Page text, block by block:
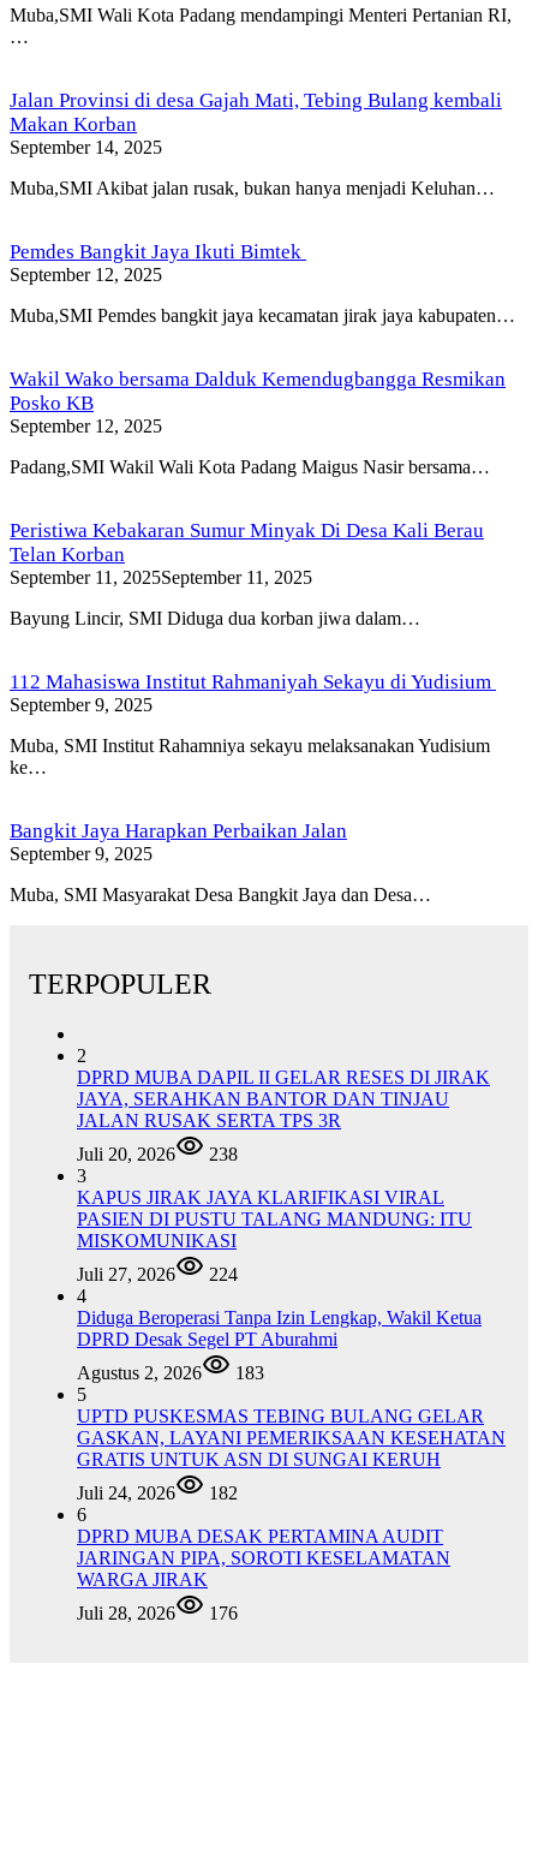
Muba,SMI Wali Kota Padang mendampingi Menteri Pertanian RI,
…
Jalan Provinsi di desa Gajah Mati, Tebing Bulang kembali
Makan Korban
September 14, 2025
Muba,SMI Akibat jalan rusak, bukan hanya menjadi Keluhan…
Pemdes Bangkit Jaya Ikuti Bimtek
September 12, 2025
Muba,SMI Pemdes bangkit jaya kecamatan jirak jaya kabupaten…
Wakil Wako bersama Dalduk Kemendugbangga Resmikan
Posko KB
September 12, 2025
Padang,SMI Wakil Wali Kota Padang Maigus Nasir bersama…
Peristiwa Kebakaran Sumur Minyak Di Desa Kali Berau
Telan Korban
September 11, 2025September 11, 2025
Bayung Lincir, SMI Diduga dua korban jiwa dalam…
112 Mahasiswa Institut Rahmaniyah Sekayu di Yudisium
September 9, 2025
Muba, SMI Institut Rahamniya sekayu melaksanakan Yudisium
ke…
Bangkit Jaya Harapkan Perbaikan Jalan
September 9, 2025
Muba, SMI Masyarakat Desa Bangkit Jaya dan Desa…
TERPOPULER
2
DPRD MUBA DAPIL II GELAR RESES DI JIRAK
JAYA, SERAHKAN BANTOR DAN TINJAU
JALAN RUSAK SERTA TPS 3R
Juli 20, 2026
238
3
KAPUS JIRAK JAYA KLARIFIKASI VIRAL
PASIEN DI PUSTU TALANG MANDUNG: ITU
MISKOMUNIKASI
Juli 27, 2026
224
4
Diduga Beroperasi Tanpa Izin Lengkap, Wakil Ketua
DPRD Desak Segel PT Aburahmi
Agustus 2, 2026
183
5
UPTD PUSKESMAS TEBING BULANG GELAR
GASKAN, LAYANI PEMERIKSAAN KESEHATAN
GRATIS UNTUK ASN DI SUNGAI KERUH
Juli 24, 2026
182
6
DPRD MUBA DESAK PERTAMINA AUDIT
JARINGAN PIPA, SOROTI KESELAMATAN
WARGA JIRAK
Juli 28, 2026
176